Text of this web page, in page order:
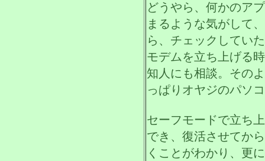
どうやら、何かのア
まるような気がして
ら、チェックしてい
モデムを立ち上げる
知人にも相談。その
っぱりオヤジのパソ
セーフモードで立ち
でき、復活させてか
くことがわかり、更